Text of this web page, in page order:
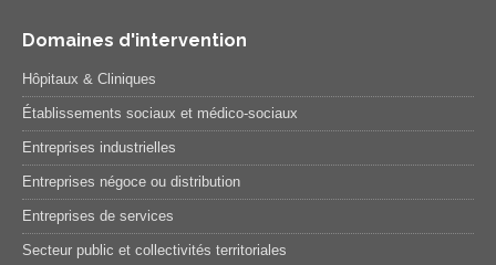
Domaines d'intervention
Hôpitaux & Cliniques
Établissements sociaux et médico-sociaux
Entreprises industrielles
Entreprises négoce ou distribution
Entreprises de services
Secteur public et collectivités territoriales